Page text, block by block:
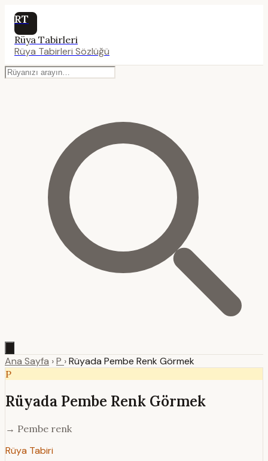
RT
Rüya Tabirleri
Rüya Tabirleri Sözlüğü
Ana Sayfa ›P ›Rüyada Pembe Renk Görmek
P
Rüyada Pembe Renk Görmek
→ Pembe renk
Rüya Tabiri